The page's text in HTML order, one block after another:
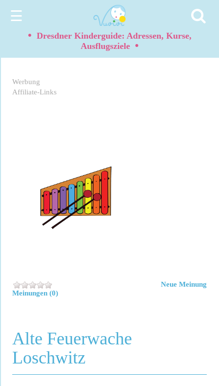
☰
• Dresdner Kinderguide: Adressen, Kurse,
Ausflugsziele •
Werbung
Affiliate-Links
Meinungen (0)
Neue Meinung
Alte Feuerwache
Loschwitz